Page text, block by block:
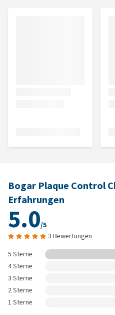
Bogar Plaque Control
Erfahrungen
5.0/5
3 Bewertungen
5 Sterne
4 Sterne
3 Sterne
2 Sterne
1 Sterne